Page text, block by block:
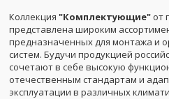
Коллекция "Комплектующие" от
представлена широким
предназначенных для монтажа и
систем. Будучи продукцией
сочетают в себе высокую
отечественным стандартам и
эксплуатации в различных